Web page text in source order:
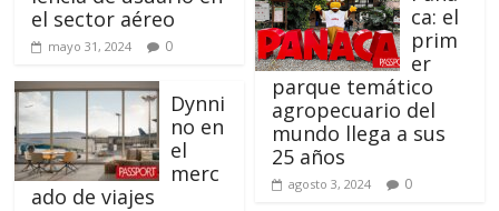
el sector aéreo
mayo 31, 2024 0
Dynni
no en
el
merc
ado de viajes
ca: el
prim
er
parque temático
agropecuario del
mundo llega a sus
25 años
agosto 3, 2024 0